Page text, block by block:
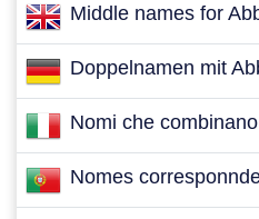
Middle names for
Doppelnamen mit
Nomi che
Nomes